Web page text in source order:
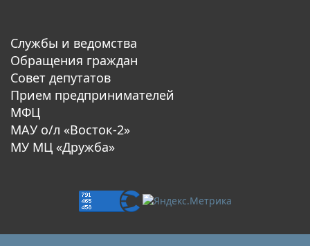
Службы и ведомства
Обращения граждан
Совет депутатов
Прием предпринимателей
МФЦ
МАУ о/л «Восток-2»
МУ МЦ «Дружба»